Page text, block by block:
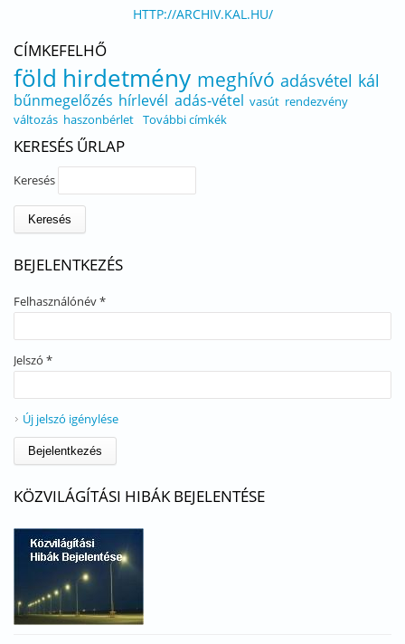
HTTP://ARCHIV.KAL.HU/
CÍMKEFELHŐ
föld hirdetmény meghívó adásvétel kál
bűnmegelőzés hírlevél adás-vétel vasút rendezvény
változás haszonbérlet További címkék
KERESÉS ŰRLAP
Keresés
BEJELENTKEZÉS
Felhasználónév*
Jelszó *
Új jelszó igénylése
KÖZVILÁGÍTÁSI HIBÁK BEJELENTÉSE